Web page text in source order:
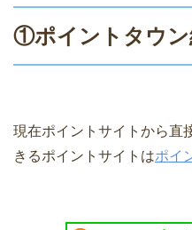
①ポイントタウン
現在ポイントサイトから直
きるポイントサイトはポイ